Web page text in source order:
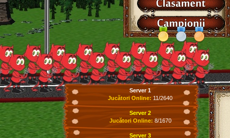
Server 1
Jucători Online: 11/2640
Server 2
Jucători Online: 8/1670
Server 3